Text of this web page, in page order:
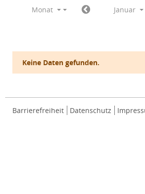
Monat Januar
Keine Daten gefunden.
Barrierefreiheit Datenschutz